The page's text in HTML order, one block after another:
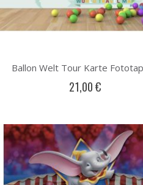
Ballon Welt Tour Karte
21,00 €